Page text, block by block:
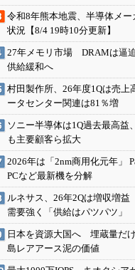
令和8年熊本地震、半導体メ
状況【8/4 19時10分更新】
27年メモリ市場 DRAMは逼
供給緩和へ
村田製作所、26年度1Qは売
ータセンター関連は81％増
ソニー半導体は1Q過去最高益
も主要顧客ら拡大
2026年は「2nm商用化元年」
PCなど最新機を分解
ルネサス、26年2Qは増収増
需要強く「供給はパツパツ」
日本を資源大国へ 埋蔵量だ
島レアアース泥の価値